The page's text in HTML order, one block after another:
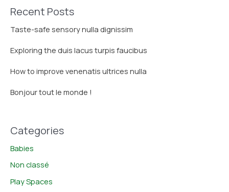
Recent Posts
Taste-safe sensory nulla dignissim
Exploring the duis lacus turpis faucibus
How to improve venenatis ultrices nulla
Bonjour tout le monde !
Categories
Babies
Non classé
Play Spaces